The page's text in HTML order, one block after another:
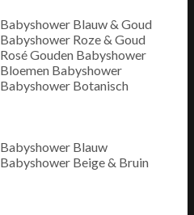
Babyshower Blauw & Goud
Babyshower Roze & Goud
Rosé Gouden Babyshower
Bloemen Babyshower
Babyshower Botanisch
Babyshower Blauw
Babyshower Beige & Bruin